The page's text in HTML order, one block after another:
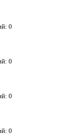
0
0
0
0